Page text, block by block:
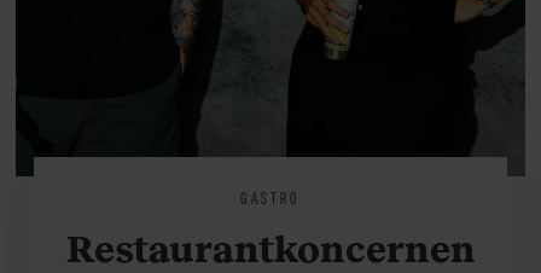
GASTRO
Restaurantkoncernen